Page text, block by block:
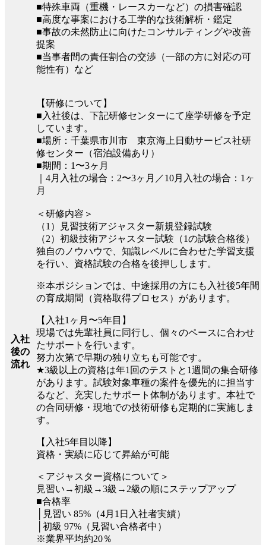
■特殊車両（重機・レースカーなど）の損害確認
■高度な事案における工学的な技術解析・鑑定
■事故の未然防止に向けたコンサルティングや改善
提案
■当事者間の責任割合の交渉（一部の方に対応の可
能性有）など
入社
後の
流れ
【研修について】
■⼊社後は、下記研修センターにて座学研修を予定
しています。
■場所：千葉県市川市 東京海上日動サービス社研
修センター（宿泊設備あり）
■期間：1〜3ヶ月
｜4月入社の場合：2〜3ヶ月／10月入社の場合：1ヶ
月
＜研修内容＞
（1）見習技術アジャスター新規登録試験
（2）初級技術アジャスター試験（1の試験合格後）
独自のノウハウで、知識レベルに合わせた学習支援
を行い、資格試験の合格を後押しします。
※本ポジションでは、中途採用の方にも入社後5年間
の育成期間（資格取得プロセス）があります。
【入社1ヶ月〜5年目】
現場では先輩社員に同行し、個々のペースに合わせ
たサポートを行います。
努力次第で早期の独り立ちも可能です。
★3級以上の資格は年1回のテストと1週間の集合研修
があります。試験対象車種の案件を優先的に担当す
るなど、充実したサポート体制があります。本社で
の合同研修・現地での技術研修も定期的に実施しま
す。
【入社5年目以降】
資格・実績に応じて昇給が可能
＜アジャスター資格について＞
見習い→初級→3級→2級の順にステップアップ
■合格率
│見習い 85%（4月1日入社者実績）
│初級 97%（見習い合格者中）
※業界平均約20％